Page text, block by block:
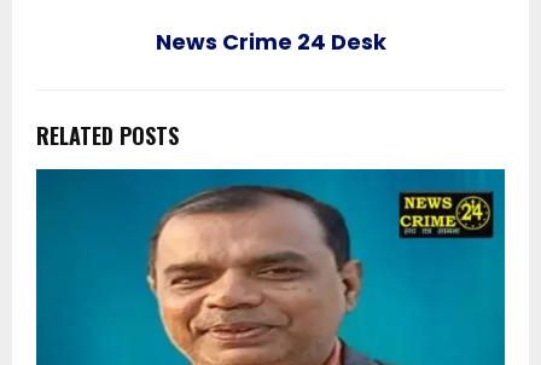
News Crime 24 Desk
RELATED POSTS